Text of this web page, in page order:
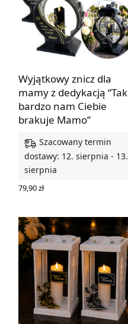
Wyjątkowy znicz dla
mamy z dedykacją “Tak
bardzo nam Ciebie
brakuje Mamo”
Szacowany termin
dostawy: 12. sierpnia - 13.
sierpnia
79,90zł